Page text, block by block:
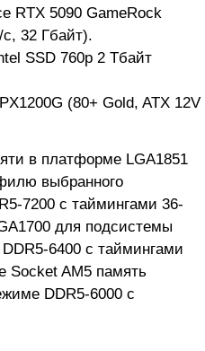
RTX 5090 GameRock
32 Гбайт).
SSD 760p 2 Тбайт
(80+ Gold, ATX 12V
в платформе LGA1851
выбранного
7200 с таймингами 36-
для подсистемы
6400 с таймингами
Socket AM5 память
DDR5-6000 с